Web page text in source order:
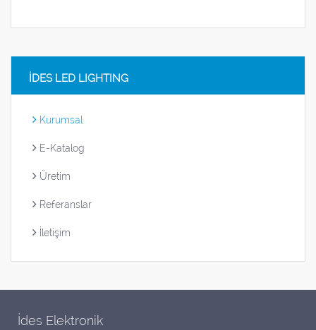
İDES LED LIGHTING
Kurumsal
E-Katalog
Üretim
Referanslar
İletişim
İdes Elektronik